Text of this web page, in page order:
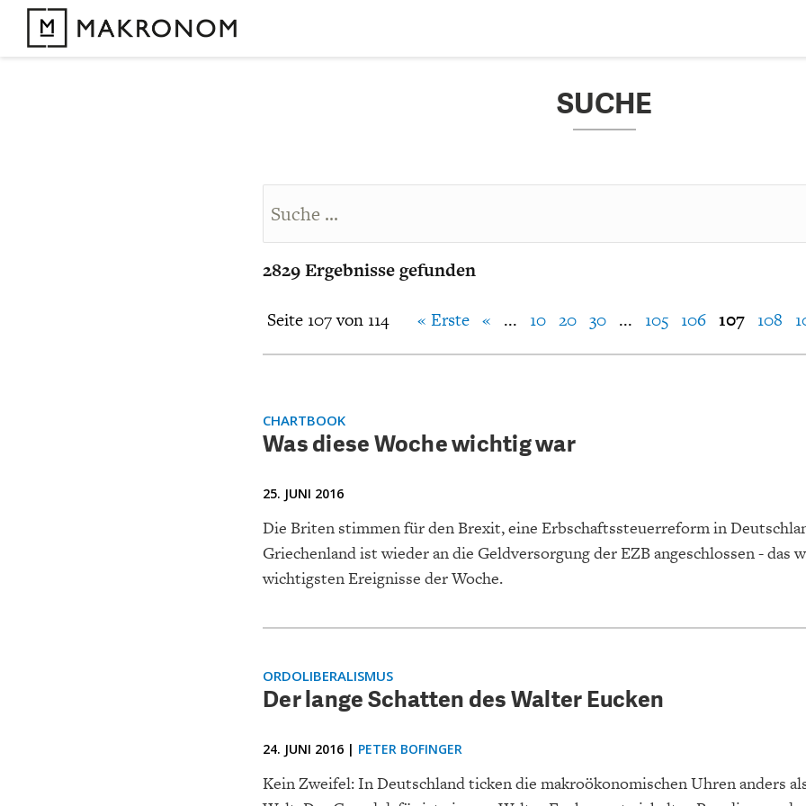
DEBATTEN
ÜBER UNS
Beiträge.
UNGLEICHHEIT UND
MACHT
EUROPA
SUCHE
2829 Ergebnisse gefunden
Seite 107 von 114 « Erste « ... 10 20 30 ... 105 106 107 108
CHARTBOOK
Was diese Woche wichtig war
25. JUNI 2016
Die Briten stimmen für den Brexit, eine Erbschaftssteuerreform in
Griechenland ist wieder an die Geldversorgung der EZB angeschlossen - das
wichtigsten Ereignisse der Woche.
ORDOLIBERALISMUS
Der lange Schatten des Walter Eucken
24. JUNI 2016 | PETER BOFINGER
Kein Zweifel: In Deutschland ticken die makroökonomischen Uhren anders